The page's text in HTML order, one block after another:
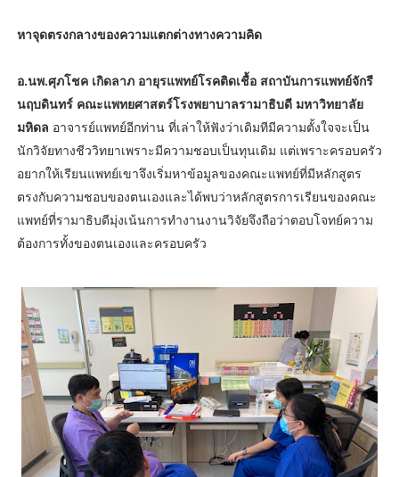
หาจุดตรงกลางของความแตกต่างทางความคิด
อ.นพ.ศุภโชค เกิดลาภ อายุรแพทย์โรคติดเชื้อ สถาบันการแพทย์จักรี
นฤบดินทร์ คณะแพทยศาสตร์โรงพยาบาลรามาธิบดี มหาวิทยาลัย
มหิดล อาจารย์แพทย์อีกท่าน ที่เล่าให้ฟังว่าเดิมทีมีความตั้งใจจะเป็น
นักวิจัยทางชีววิทยาเพราะมีความชอบเป็นทุนเดิม แต่เพราะครอบครัว
อยากให้เรียนแพทย์เขาจึงเริ่มหาข้อมูลของคณะแพทย์ที่มีหลักสูตร
ตรงกับความชอบของตนเองและได้พบว่าหลักสูตรการเรียนของคณะ
แพทย์ที่รามาธิบดีมุ่งเน้นการทำงานงานวิจัยจึงถือว่าตอบโจทย์ความ
ต้องการทั้งของตนเองและครอบครัว